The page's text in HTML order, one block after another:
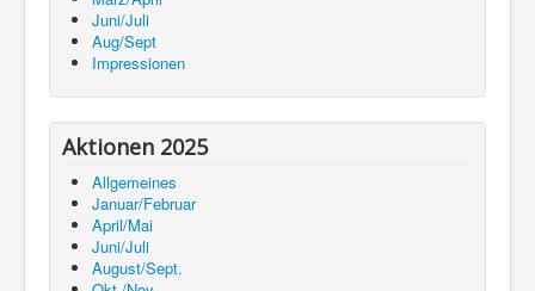
Juni/Juli
Aug/Sept
Impressionen
Aktionen 2025
Allgemeines
Januar/Februar
April/Mai
Juni/Juli
August/Sept.